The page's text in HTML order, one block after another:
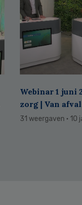
Webinar 1 juni
zorg | Van
31 weergaven · 10